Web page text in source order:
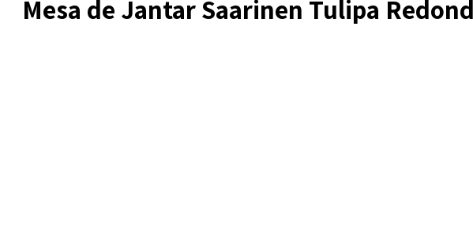
Mesa de Jantar Saarinen Tulipa